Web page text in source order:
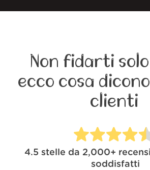
Non fidarti
ecco cosa
clienti
4.5 stelle da 2,000+
soddisfatti